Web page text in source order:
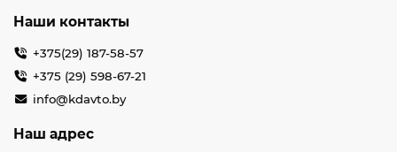
Наши контакты
+375(29) 187-58-57
+375 (29) 598-67-21
info@kdavto.by
Наш адрес